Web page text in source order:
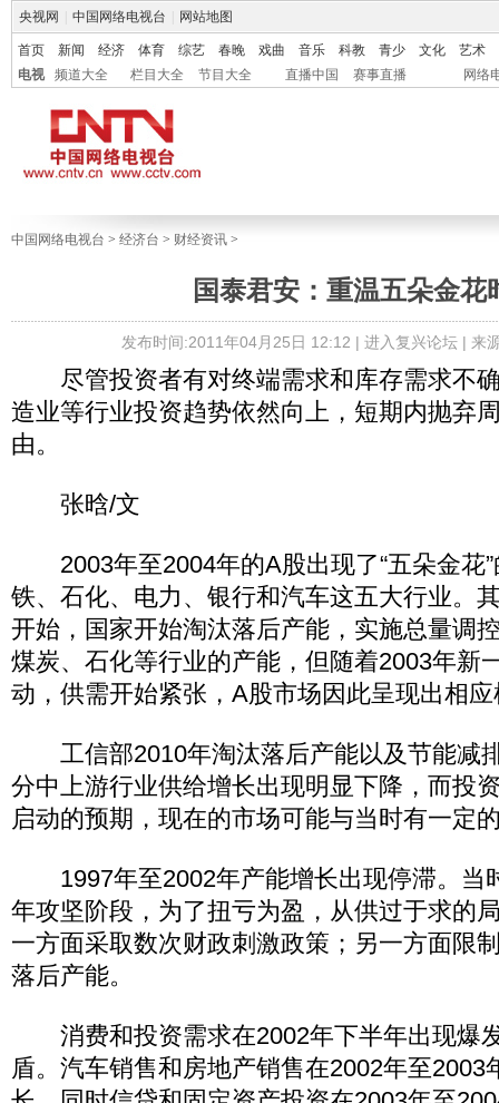
央视网 中国网络电视台 网站地图
首页 新闻 经济 体育 综艺 春晚 戏曲 音乐 科教 青少 文化
艺术
电视
频道大全 栏目大全 节目大全 直播中国 赛事直播 网络
中国网络电视台 > 经济台 > 财经资讯 >
国泰君安：重温五朵金花
发布时间:2011年04月25日 12:12 | 进入复兴论坛| 来
尽管投资者有对终端需求和库存需求不
造业等行业投资趋势依然向上，短期内抛弃
由。
张晗/文
2003年至2004年的A股出现了“五朵金花”
铁、石化、电力、银行和汽车这五大行业。
开始，国家开始淘汰落后产能，实施总量调
煤炭、石化等行业的产能，但随着2003年新
动，供需开始紧张，A股市场因此呈现出相
工信部2010年淘汰落后产能以及节能减
分中上游行业供给增长出现明显下降，而投
启动的预期，现在的市场可能与当时有一定
1997年至2002年产能增长出现停滞。当
年攻坚阶段，为了扭亏为盈，从供过于求的
一方面采取数次财政刺激政策；另一方面限
落后产能。
消费和投资需求在2002年下半年出现爆
盾。汽车销售和房地产销售在2002年至2003